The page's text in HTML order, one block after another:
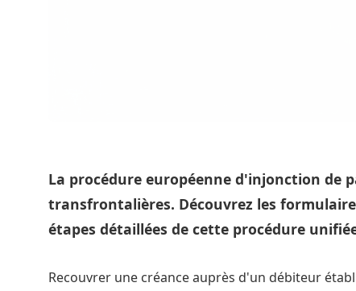
La procédure européenne d'injonction de
transfrontalières. Découvrez les
étapes détaillées de cette procédure
Recouvrer une créance auprès d'un débiteur